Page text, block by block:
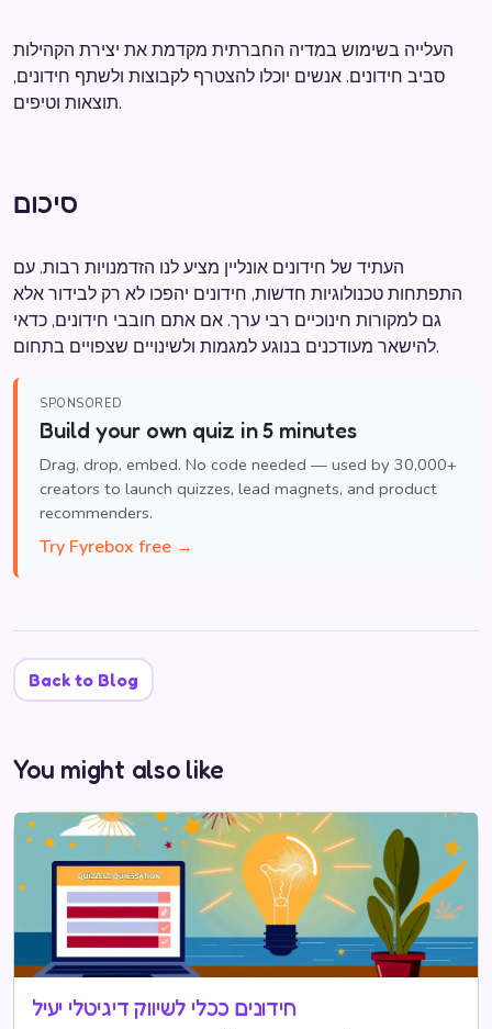
העלייה בשימוש במדיה החברתית מקדמת את יצירת הקהילות
סביב חידונים. אנשים יוכלו להצטרף לקבוצות ולשתף חידונים,
תוצאות וטיפים.
סיכום
העתיד של חידונים אונליין מציע לנו הזדמנויות רבות. עם
התפתחות טכנולוגיות חדשות, חידונים יהפכו לא רק לבידור אלא
גם למקורות חינוכיים רבי ערך. אם אתם חובבי חידונים, כדאי
להישאר מעודכנים בנוגע למגמות ולשינויים שצפויים בתחום.
SPONSORED
Build your own quiz in 5 minutes
Drag, drop, embed. No code needed — used by 30,000+
creators to launch quizzes, lead magnets, and product
recommenders.
Try Fyrebox free →
Back to Blog
You might also like
חידונים ככלי לשיווק דיגיטלי יעיל